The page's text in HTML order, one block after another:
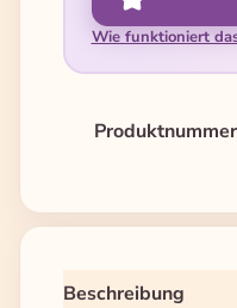
Wie funktioniert
Beschreibung